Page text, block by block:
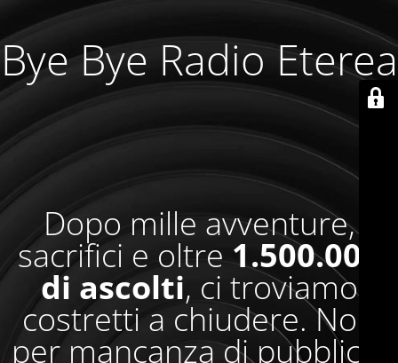
Bye Bye Radio Eterea
Dopo mille avventure,
sacrifici e oltre1.500.000
di ascolti, ci troviamo
costretti a chiudere. Non
per mancanza di pubblico,